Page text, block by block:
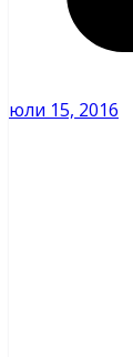
юли 15, 2016